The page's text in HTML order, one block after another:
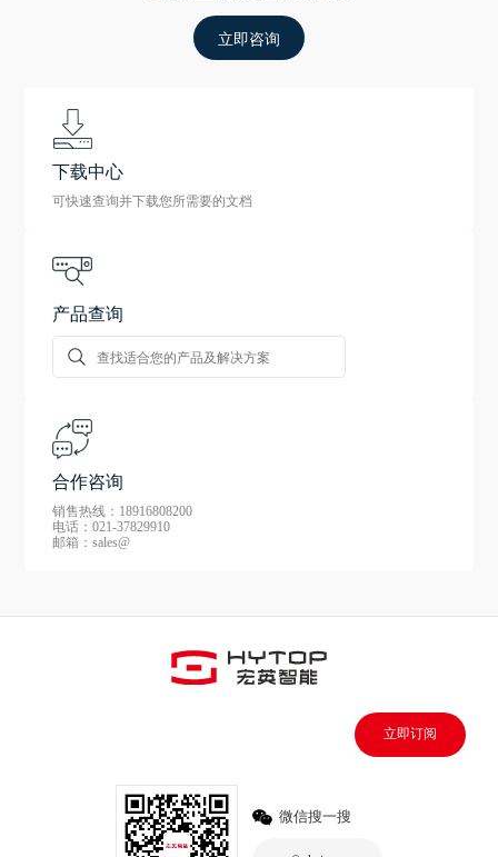
立即咨询
下载中心
可快速查询并下载您所需要的文档
产品查询
合作咨询
销售热线：18916808200
电话：021-37829910
邮箱：sales@
立即订阅
微信搜一搜